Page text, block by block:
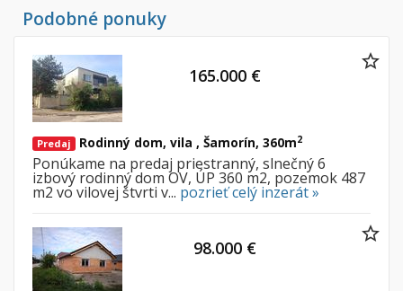
Podobné ponuky
Predaj Rodinný dom, vila , Šamorín, 360m2
Ponúkame na predaj priestranný, slnečný 6
izbový rodinný dom OV, ÚP 360 m2, pozemok 487
m2 vo vilovej štvrti v... pozrieť celý inzerát »
165.000 €
98.000 €